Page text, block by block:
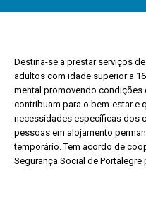
Destina-se a prestar serviços
adultos com idade superior a
mental promovendo condições
contribuam para o bem-estar e
necessidades específicas dos
pessoas em alojamento
temporário. Tem acordo de
Segurança Social de Portalegre